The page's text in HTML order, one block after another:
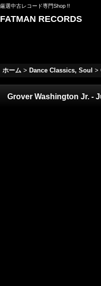
厳選中古レコード専門Shop !!
FATMAN RECORDS
ホーム > Dance Classics, Soul >
Grover Washington Jr. -